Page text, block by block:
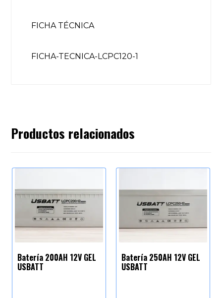
FICHA TÉCNICA
FICHA-TECNICA-LCPC120-1
Productos relacionados
Batería 200AH 12V GEL
USBATT
Batería 250AH 12V GEL
USBATT